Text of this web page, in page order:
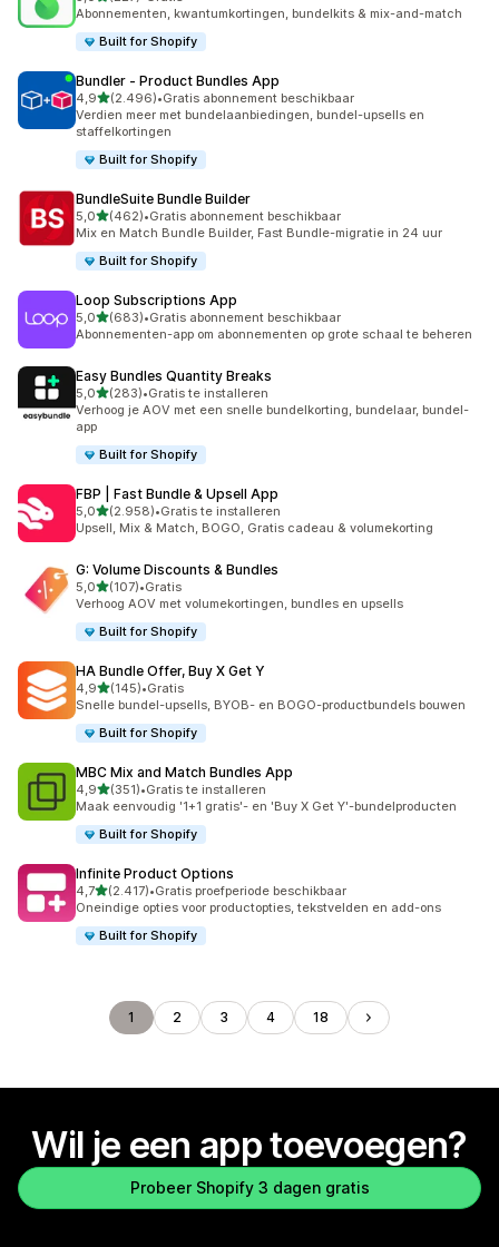
227 recensies in totaal
Abonnementen, kwantumkortingen, bundelkits & mix-and-match
Built for Shopify
Bundler ‑ Product Bundles App
4,9van 5 sterren
(2.496)
2496 recensies in totaal
•Gratis abonnement beschikbaar
Verdien meer met bundelaanbiedingen, bundel-upsells en
staffelkortingen
Built for Shopify
BundleSuite Bundle Builder
5,0van 5 sterren
(462)
462 recensies in totaal
•Gratis abonnement beschikbaar
Mix en Match Bundle Builder, Fast Bundle-migratie in 24 uur
Built for Shopify
Loop Subscriptions App
5,0van 5 sterren
(683)
683 recensies in totaal
•Gratis abonnement beschikbaar
Abonnementen-app om abonnementen op grote schaal te beheren
Easy Bundles Quantity Breaks
5,0van 5 sterren
(283)
283 recensies in totaal
•Gratis te installeren
Verhoog je AOV met een snelle bundelkorting, bundelaar, bundel-
app
Built for Shopify
FBP | Fast Bundle & Upsell App
5,0van 5 sterren
(2.958)
2958 recensies in totaal
•Gratis te installeren
Upsell, Mix & Match, BOGO, Gratis cadeau & volumekorting
G: Volume Discounts & Bundles
5,0van 5 sterren
(107)
107 recensies in totaal
•Gratis
Verhoog AOV met volumekortingen, bundles en upsells
Built for Shopify
HA Bundle Offer, Buy X Get Y
4,9van 5 sterren
(145)
145 recensies in totaal
•Gratis
Snelle bundel-upsells, BYOB- en BOGO-productbundels bouwen
Built for Shopify
MBC Mix and Match Bundles App
4,9van 5 sterren
(351)
351 recensies in totaal
•Gratis te installeren
Maak eenvoudig '1+1 gratis'- en 'Buy X Get Y'-bundelproducten
Built for Shopify
Infinite Product Options
4,7van 5 sterren
(2.417)
2417 recensies in totaal
•Gratis proefperiode beschikbaar
Oneindige opties voor productopties, tekstvelden en add-ons
Built for Shopify
1 2 3 4 18
Wil je een app toevoegen?
Probeer Shopify 3 dagen gratis